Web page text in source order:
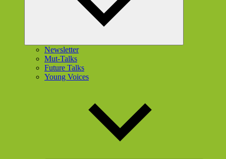
Newsletter
Mut-Talks
Future Talks
Young Voices